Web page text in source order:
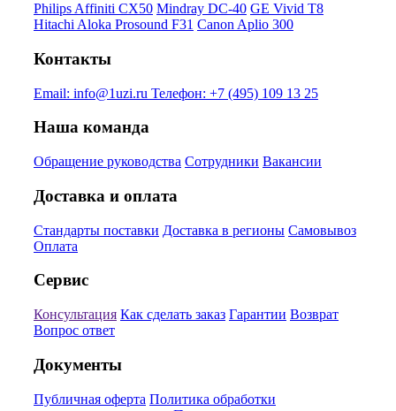
Philips Affiniti CX50 Mindray DC-40 GE Vivid T8
Hitachi Aloka Prosound F31 Canon Aplio 300
Контакты
Email: info@1uzi.ru Телефон: +7 (495) 109 13 25
Наша команда
Обращение руководства Сотрудники Вакансии
Доставка и оплата
Стандарты поставки Доставка в регионы Самовывоз
Оплата
Сервис
Консультация Как сделать заказ Гарантии Возврат
Вопрос ответ
Документы
Публичная оферта Политика обработки